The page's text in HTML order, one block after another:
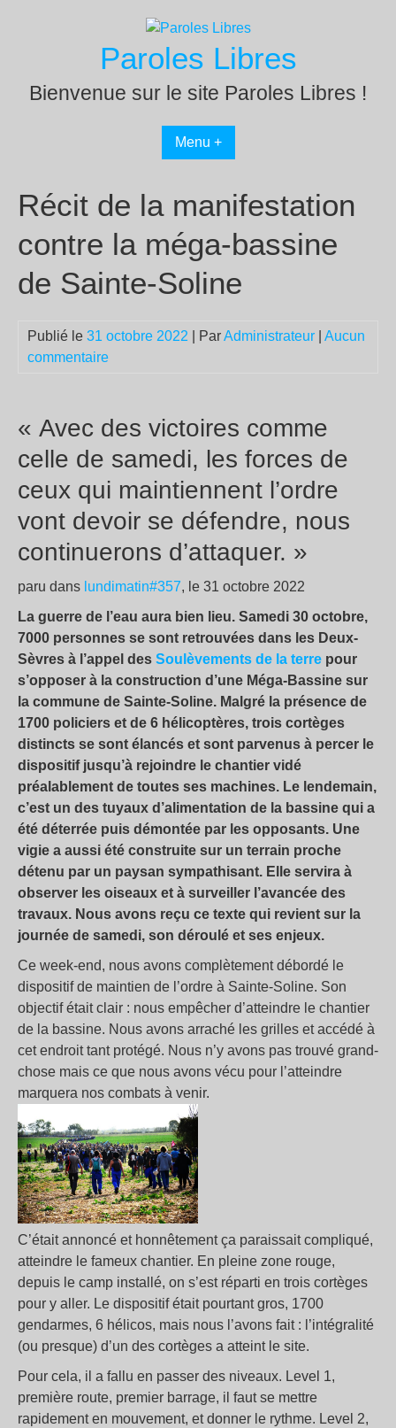
Paroles Libres
Bienvenue sur le site Paroles Libres !
Menu +
Récit de la manifestation
contre la méga-bassine
de Sainte-Soline
Publié le 31 octobre 2022 | ParAdministrateur
Aucun
commentaire
« Avec des victoires comme
celle de samedi, les forces de
ceux qui maintiennent l’ordre
vont devoir se défendre, nous
continuerons d’attaquer. »
paru dans lundimatin#357, le 31 octobre 2022
La guerre de l’eau aura bien lieu. Samedi 30 octobre,
7000 personnes se sont retrouvées dans les Deux-
Sèvres à l’appel des Soulèvements de la terre pour
s’opposer à la construction d’une Méga-Bassine sur
la commune de Sainte-Soline. Malgré la présence de
1700 policiers et de 6 hélicoptères, trois cortèges
distincts se sont élancés et sont parvenus à percer le
dispositif jusqu’à rejoindre le chantier vidé
préalablement de toutes ses machines. Le lendemain,
c’est un des tuyaux d’alimentation de la bassine qui a
été déterrée puis démontée par les opposants. Une
vigie a aussi été construite sur un terrain proche
détenu par un paysan sympathisant. Elle servira à
observer les oiseaux et à surveiller l’avancée des
travaux. Nous avons reçu ce texte qui revient sur la
journée de samedi, son déroulé et ses enjeux.
Ce week-end, nous avons complètement débordé le
dispositif de maintien de l’ordre à Sainte-Soline. Son
objectif était clair : nous empêcher d’atteindre le chantier
de la bassine. Nous avons arraché les grilles et accédé à
cet endroit tant protégé. Nous n’y avons pas trouvé grand-
chose mais ce que nous avons vécu pour l’atteindre
marquera nos combats à venir.
C’était annoncé et honnêtement ça paraissait compliqué,
atteindre le fameux chantier. En pleine zone rouge,
depuis le camp installé, on s’est réparti en trois cortèges
pour y aller. Le dispositif était pourtant gros, 1700
gendarmes, 6 hélicos, mais nous l’avons fait : l’intégralité
(ou presque) d’un des cortèges a atteint le site.
Pour cela, il a fallu en passer des niveaux. Level 1,
première route, premier barrage, il faut se mettre
rapidement en mouvement, et donner le rythme. Level 2,